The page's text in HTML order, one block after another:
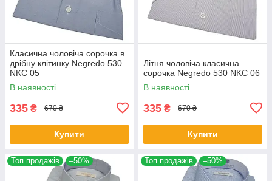
Класична чоловіча сорочка в
дрібну клітинку Negredo 530
NKC 05
В наявності
335 ₴ 670 ₴
Купити
Літня чоловіча класична
сорочка Negredo 530 NKC 06
В наявності
335 ₴ 670 ₴
Купити
Топ продажів –50% Топ продажів –50%